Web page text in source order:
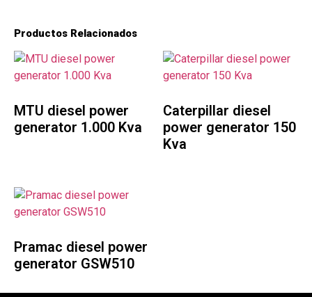
Productos Relacionados
MTU diesel power
generator 1.000 Kva
Caterpillar diesel
power generator 150
Kva
Pramac diesel power
generator GSW510